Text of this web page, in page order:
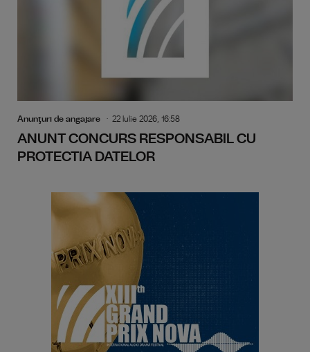
Anunţuri de angajare 22 Iulie 2026, 16:58
ANUNT CONCURS RESPONSABIL CU
PROTECTIA DATELOR